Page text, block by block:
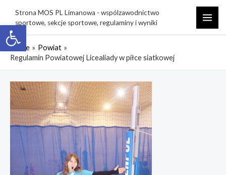
Open toolbar
content
Strona MOS PL Limanowa - wspólzawodnictwo
sportowe, sekcje sportowe, regulaminy i wyniki
Home
Powiat
Regulamin Powiatowej Licealiady w piłce siatkowej